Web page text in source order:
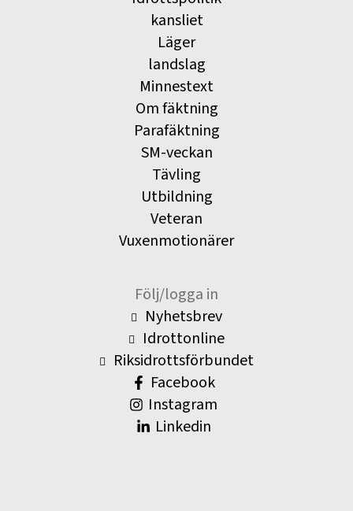
kansliet
Läger
landslag
Minnestext
Om fäktning
Parafäktning
SM-veckan
Tävling
Utbildning
Veteran
Vuxenmotionärer
Följ/logga in
Nyhetsbrev
Idrottonline
Riksidrottsförbundet
Facebook
Instagram
Linkedin